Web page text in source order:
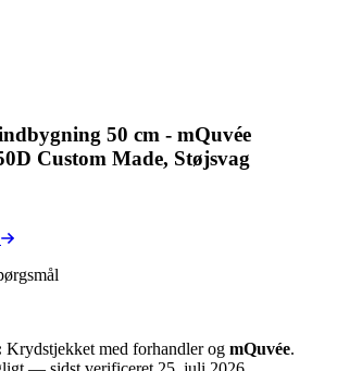
50 cm - mQuvée
Custom Made, Støjsvag
Krydstjekket med forhandler og mQuvée.